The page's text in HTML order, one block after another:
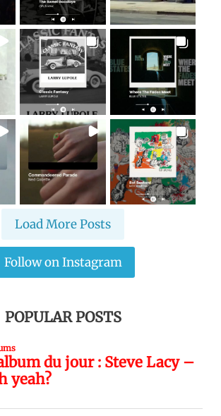
Load More Posts
Follow on Instagram
POPULAR POSTS